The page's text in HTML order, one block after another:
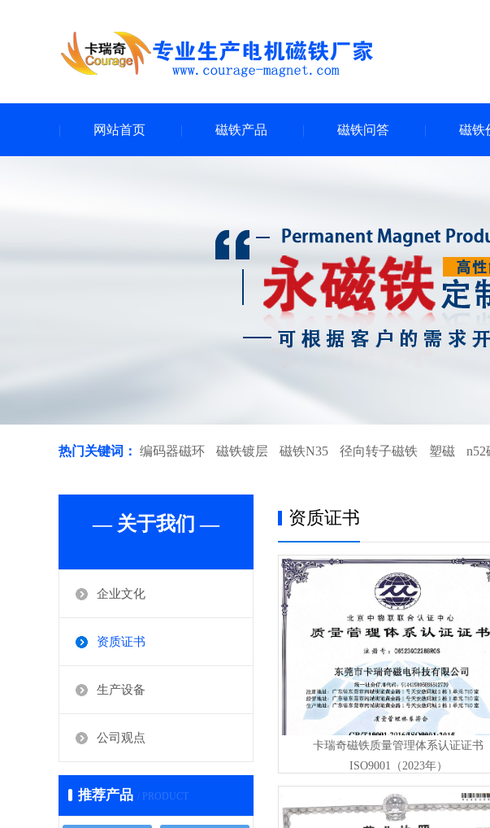
网站首页 磁铁产品 磁铁问答 磁铁
热门关键词： 编码器磁环 磁铁镀层 磁铁N35 径向转子磁铁 塑磁 n52
— 关于我们 —
企业文化
资质证书
生产设备
公司观点
推荐产品 / PRODUCT
资质证书
卡瑞奇磁铁质量管理体系认证证书
ISO9001（2023年）